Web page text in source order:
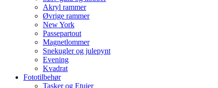
Akryl rammer
Øvrige rammer
New York
Passepartout
Magnetlommer
Snekugler og julepynt
Evening
Kvadrat
Fototilbehør
Tasker og Etuier